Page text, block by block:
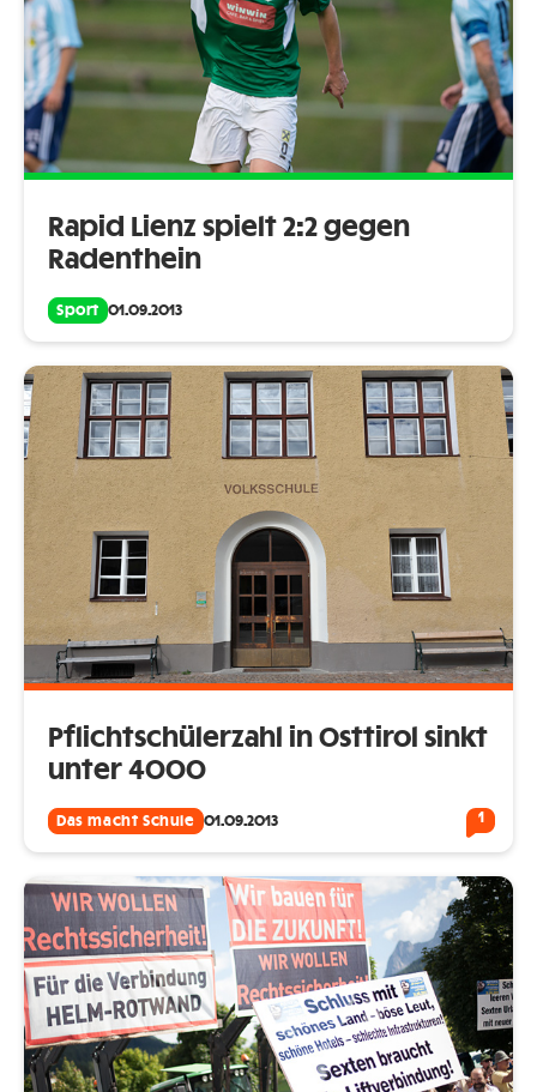
Rapid Lienz spielt 2:2 gegen
Radenthein
Sport 01.09.2013
Pflichtschülerzahl in Osttirol sinkt
unter 4000
Das macht Schule 01.09.2013 1